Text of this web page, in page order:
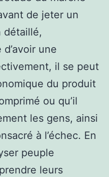
de jeter un
détaillé,
une
il se peut
du produit
ou qu’il
les gens, ainsi
à l’échec. En
peuple
leurs